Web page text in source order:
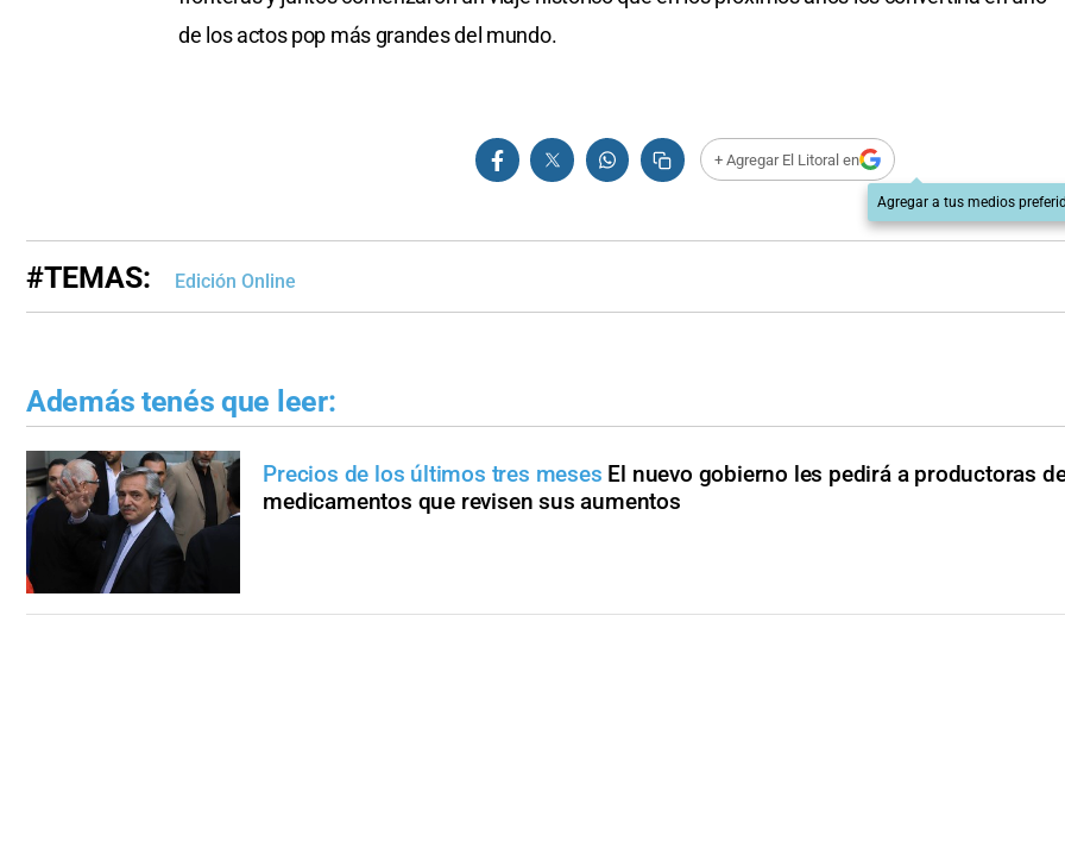
de los actos pop más grandes del mundo.
+ Agregar El Litoral en
Agregar a tus medios
#TEMAS: Edición Online
Además tenés que leer:
Precios de los últimos tres meses El nuevo gobierno les pedirá a productoras
medicamentos que revisen sus aumentos